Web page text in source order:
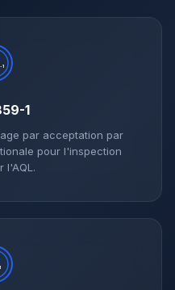
1
1
par acceptation par
pour l'inspection
l'AQL.